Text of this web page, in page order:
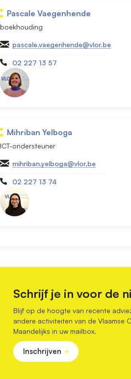
Pascale Vaegenhende
boekhouding
pascale.vaegenhende@vlor.be
02 227 13 57
Mihriban Yelboga
ICT-ondersteuner
mihriban.yelboga@vlor.be
02 227 13 74
Schrijf je in voor de
Blijf op de hoogte van recente
andere activiteiten van de Vlaamse
Maandelijks in uw mailbox.
Inschrijven